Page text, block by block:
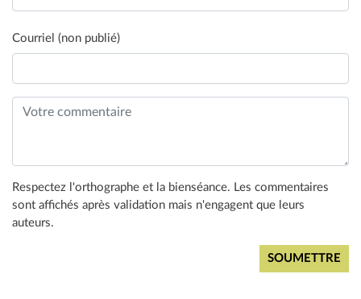
Courriel (non publié)
Respectez l'orthographe et la bienséance. Les commentaires
sont affichés après validation mais n'engagent que leurs
auteurs.